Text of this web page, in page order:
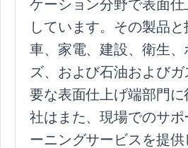
ケーション分野で表面
しています。その製品
車、家電、建設、衛生、
ズ、および石油および
要な表面仕上げ端部門
社はまた、現場でのサ
ーニングサービスを提供